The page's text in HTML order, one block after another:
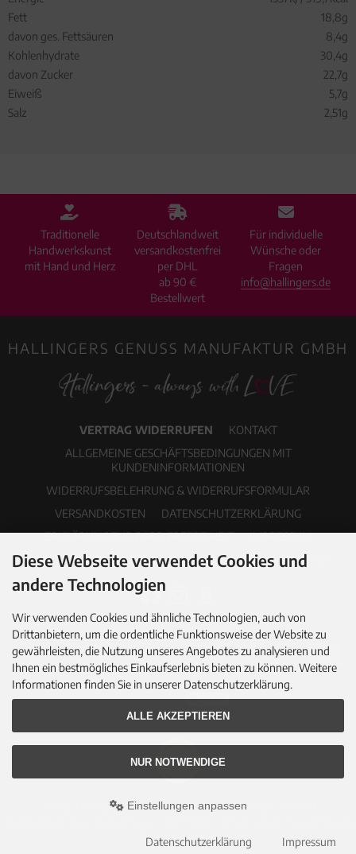
Fett
18,8g
davon ges. Fettsäuren
8,4g
Kohlenhydrate
30,4g
davon Zucker
22,7g
Eiweiß
5,7g
Salz
2,51g
Traditionelle
Handwerkskunst
mit Hand und Herz
Deutschlandweit
versandkostenfrei
per DHL
ab 90 €
Bestellwert
Für individuelle
Wünsche oder
Fragen
info@hallingers.de
HALLINGERS GENUSS MANUFAKTUR GMBH
VERTRAG WIDERRUFEN
KONTAKT
ALLGEMEINE GESCHÄFTSBEDINGUNGEN MIT
KUNDENINFORMATIONEN
WIDERRUFSBELEHRUNG & WIDERRUFSFORMULAR
VERSANDKOSTEN
DATENSCHUTZERKLÄRUNG
ERKLÄRUNG ZUR BARRIEREFREIHEIT
IMPRESSUM
COOKIE EINSTELLUNGEN
PDF-KATALOG NEWSLETTER
© 2026 Hallingers Genuss Manufaktur GmbH • All rights reserved
Rehm Webdesign
Diese Webseite verwendet Cookies und
andere Technologien
Wir verwenden Cookies und ähnliche Technologien, auch von
Drittanbietern, um die ordentliche Funktionsweise der Website zu
gewährleisten, die Nutzung unseres Angebotes zu analysieren und
Ihnen ein bestmögliches Einkaufserlebnis bieten zu können. Weitere
Informationen finden Sie in unserer Datenschutzerklärung.
ALLE AKZEPTIEREN
NUR NOTWENDIGE
Einstellungen anpassen
Datenschutzerklärung Impressum